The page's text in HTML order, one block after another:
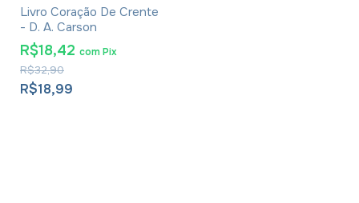
Livro Coração De Crente
- D. A. Carson
R$18,99
R$32,90
R$18,42 comPix